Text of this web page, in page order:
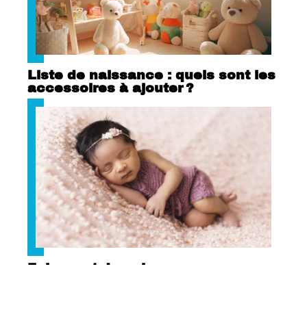
Liste de naissance : quels sont les
accessoires à ajouter ?
Faire-part de naissance